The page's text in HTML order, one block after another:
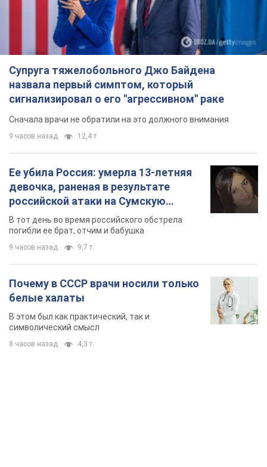
Супруга тяжелобольного Джо Байдена
назвала первый симптом, который
сигнализировал о его "агрессивном" раке
Сначала врачи не обратили на это должного внимания
9 часов назад 12,4 т.
Ее убила Россия: умерла 13-летняя
девочка, раненая в результате
российской атаки на Сумскую
область. Фото
В тот день во время российского обстрела
погибли ее брат, отчим и бабушка
9 часов назад 9,7 т.
Почему в СССР врачи носили только
белые халаты
В этом был как практический, так и
символический смысл
8 часов назад 4,3 т.